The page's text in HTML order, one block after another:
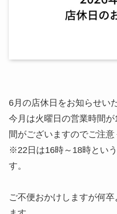
6月の店休日をお知らせい
今月は火曜日の営業時間
間がございますのでご注意
※22日は16時～18時とい
す。
ご不便おかけしますが何